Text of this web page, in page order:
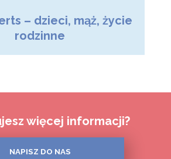
– dzieci, mąż, życie
rodzinne
więcej informacji?
NAPISZ DO NAS